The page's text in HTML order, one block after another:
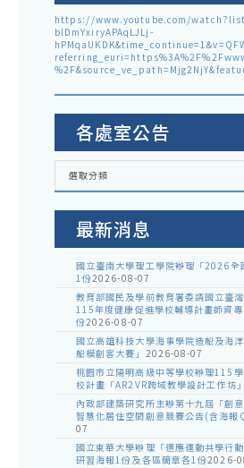
https://www.youtube.com/
blDmYxiryAPAqLJLj-
各處室公告
各
室
選取分類
最新消息
國立臺南大學理工學院辦理「2026全
1份2026-08-07
教育部國民及學前教育署委請國立臺
115年度健康促進學校輔導計畫師資
份2026-08-07
國立高雄科技大學海事學院造船及海
船模創客大賽」 2026-08-07
桃園市立陽明高級中等學校辦理115
校計畫「AR2VR跨域教學設計工作坊」
內政部建築研究所主辦第十九屆「創
智慧化居住空間創意競賽公告(含海
07
國立東華大學辦理「適應運動共學行
研習海報1份及各區簡章各1份2026-